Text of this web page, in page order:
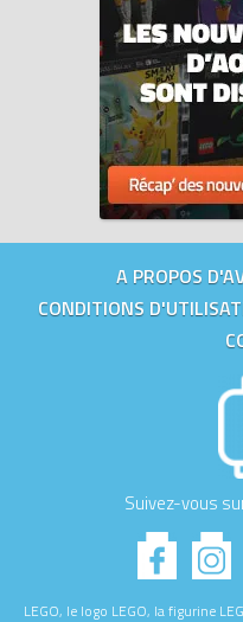
A PROPOS
CONDITIONS
Suivez-vous
LEGO, le logo LEGO, la figurine